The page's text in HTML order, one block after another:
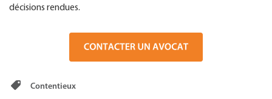
décisions rendues.
Contentieux